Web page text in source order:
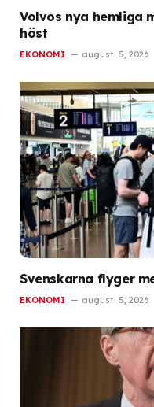
Volvos nya hemliga
höst
EKONOMI augusti 5, 2026
Svenskarna flyger
EKONOMI augusti 5, 2026